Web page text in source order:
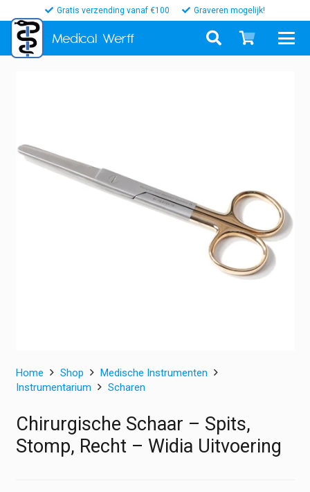
Gratis verzending vanaf €100 Graveren mogelijk!
Medical Werff
Home Shop
Medische Instrumenten
Instrumentarium
Scharen
Chirurgische Schaar – Spits,
Stomp, Recht – Widia Uitvoering